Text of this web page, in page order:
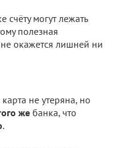
счёту могут лежать
полезная
окажется лишней ни
не утеряна, но
же банка, что
.